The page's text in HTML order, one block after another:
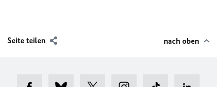
Seite teilen nach oben